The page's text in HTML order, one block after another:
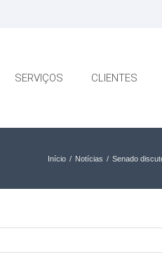
SERVIÇOS CLIENTES
Início / Notícias / Senado